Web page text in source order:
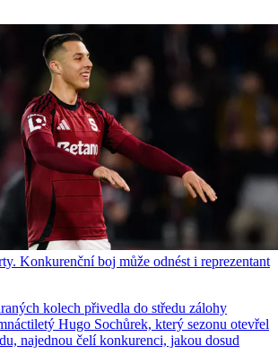
Konkurenční boj může odnést i reprezentant
kolech přivedla do středu zálohy
Hugo Sochůrek, který sezonu otevřel
najednou čelí konkurenci, jakou dosud